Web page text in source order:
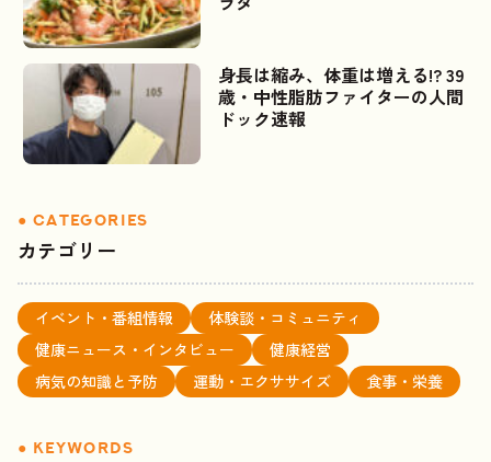
身長は縮み、体重は増える!? 39
歳・中性脂肪ファイターの人間
ドック速報
カテゴリー
イベント・番組情報
体験談・コミュニティ
健康ニュース・インタビュー
健康経営
病気の知識と予防
運動・エクササイズ 食事・栄養